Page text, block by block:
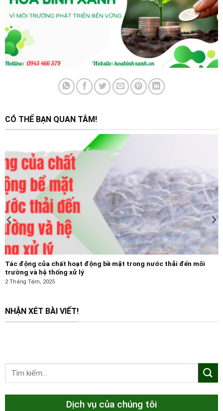
CÓ THỂ BẠN QUAN TÂM!
Tác động của chất hoạt động bề mặt trong nước thải đến môi
trường và hệ thống xử lý
2 Tháng Tám, 2025
NHẬN XÉT BÀI VIẾT!
Dịch vụ của chúng tôi